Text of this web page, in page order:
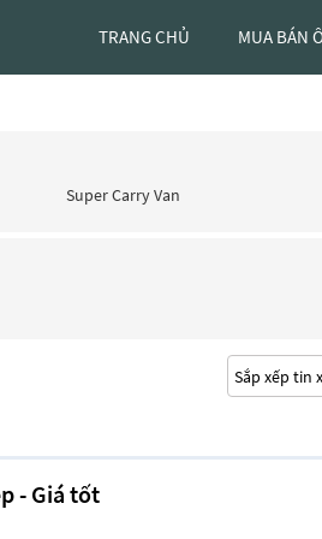
TRANG CHỦ MUA BÁN
Super Carry Van
- Giá tốt